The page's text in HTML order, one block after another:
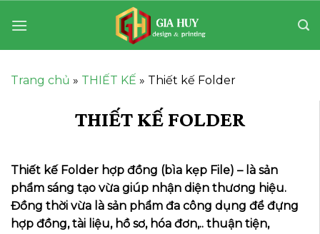
qua
Trang chủ » THIẾT KẾ » Thiết kế Folder
THIẾT KẾ FOLDER
Thiết kế Folder hợp đồng (bìa kẹp File) – là sản
phẩm sáng tạo vừa giúp nhận diện thương hiệu.
Đồng thời vừa là sản phẩm đa công dụng để đựng
hợp đồng, tài liệu, hồ sơ, hóa đơn,.. thuận tiện,